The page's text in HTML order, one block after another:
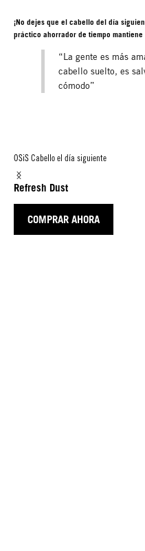
¡No dejes que el cabello del día
práctico ahorrador de tiempo
“La gente es más
cabello suelto, es
cómodo”
OSiS Cabello el día siguiente
Refresh Dust
COMPRAR AHORA